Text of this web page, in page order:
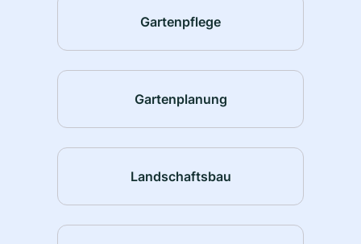
Gartenpflege
Gartenplanung
Landschaftsbau